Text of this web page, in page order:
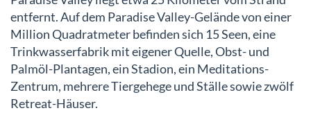
entfernt. Auf dem Paradise Valley-Gelände von einer
Million Quadratmeter befinden sich 15 Seen, eine
Trinkwasserfabrik mit eigener Quelle, Obst- und
Palmöl-Plantagen, ein Stadion, ein Meditations-
Zentrum, mehrere Tiergehege und Ställe sowie zwölf
Retreat-Häuser.